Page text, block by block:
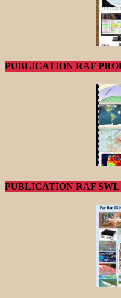
PUBLICATION RAF
PUBLICATION RAF SWL